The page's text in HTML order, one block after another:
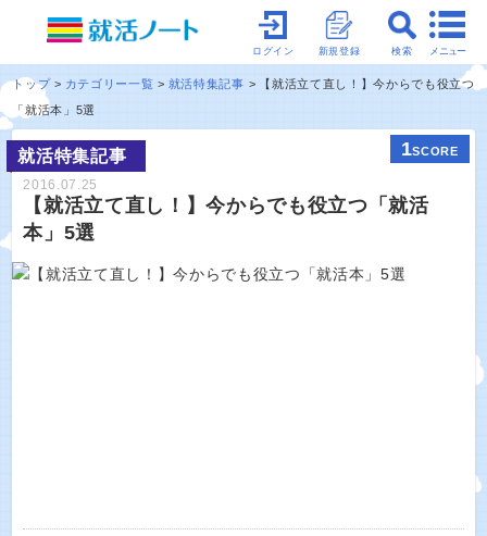
メニュー
検索
新規登録
ログイン
トップ カテゴリー一覧 就活特集記事
【就活立て直し！】今からでも役立つ
「就活本」5選
就活特集記事 1SCORE
2016.07.25
【就活立て直し！】今からでも役立つ「就活
本」5選